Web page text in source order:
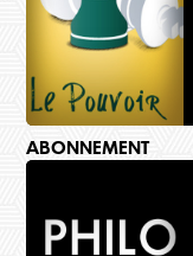
ABONNEMENT